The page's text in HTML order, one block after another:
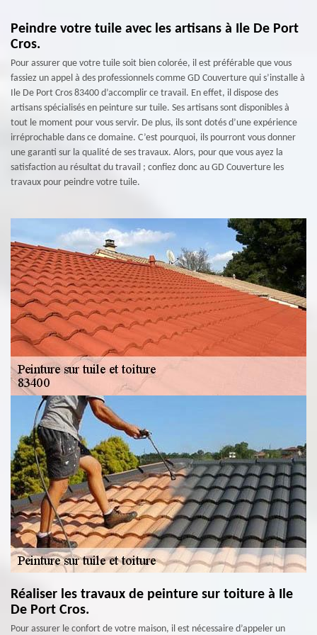
Peindre votre tuile avec les artisans à Ile De Port
Cros.
Pour assurer que votre tuile soit bien colorée, il est préférable que vous
fassiez un appel à des professionnels comme GD Couverture qui s’installe à
Ile De Port Cros 83400 d’accomplir ce travail. En effet, il dispose des
artisans spécialisés en peinture sur tuile. Ses artisans sont disponibles à
tout le moment pour vous servir. De plus, ils sont dotés d’une expérience
irréprochable dans ce domaine. C’est pourquoi, ils pourront vous donner
une garanti sur la qualité de ses travaux. Alors, pour que vous ayez la
satisfaction au résultat du travail ; confiez donc au GD Couverture les
travaux pour peindre votre tuile.
Réaliser les travaux de peinture sur toiture à Ile
De Port Cros.
Pour assurer le confort de votre maison, il est nécessaire d’appeler un